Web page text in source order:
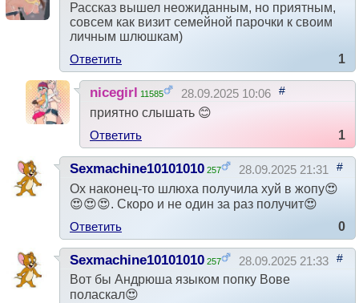
Рассказ вышел неожиданным, но приятным,
совсем как визит семейной парочки к своим
личным шлюшкам)
Ответить
1
nicegirl 11585 28.09.2025 10:06 #
приятно слышать 😊
Ответить
1
Sexmachine10101010 257 28.09.2025 21:31 #
Ох наконец-то шлюха получила хуй в жопу😍
😍😍😍. Скоро и не один за раз получит😍
Ответить
0
Sexmachine10101010 257 28.09.2025 21:33 #
Вот бы Андрюша языком попку Вове
поласкал😍